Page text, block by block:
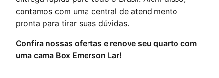
contamos com uma central de atendimento
pronta para tirar suas dúvidas.
Confira nossas ofertas e renove seu quarto com
uma cama Box Emerson Lar!